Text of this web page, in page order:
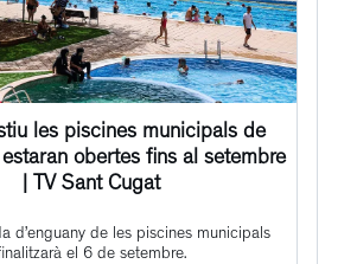
les piscines municipals de
obertes fins al setembre
| TV Sant Cugat
d’enguany de les piscines municipals
el 6 de setembre.